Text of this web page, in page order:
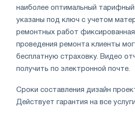
наиболее оптимальный
указаны под ключ с учетом
ремонтных работ
проведения ремонта клиенты
бесплатную страховку. Видео
получить по электронной почте.
Сроки составления дизайн
Действует гарантия на все